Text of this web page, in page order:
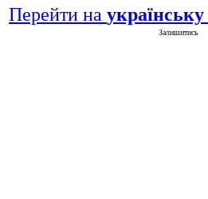
Перейти на українську
Залишитись